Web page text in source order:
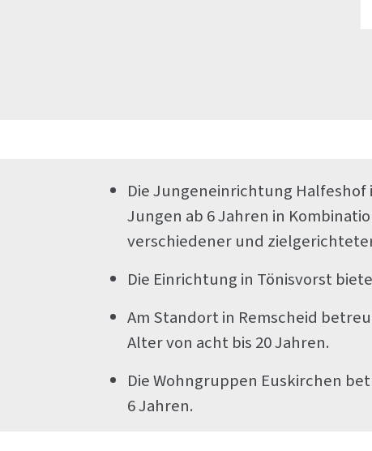
Die Jungeneinrichtung
Jungen ab 6 Jahren in
verschiedener und
Die Einrichtung in Tönisvorst
Am Standort in Remscheid
Alter von acht bis 20 Jahren.
Die Wohngruppen Euskirchen
6 Jahren.